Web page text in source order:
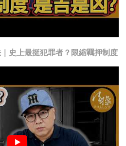
史上最挺犯罪者？限縮羈押制度